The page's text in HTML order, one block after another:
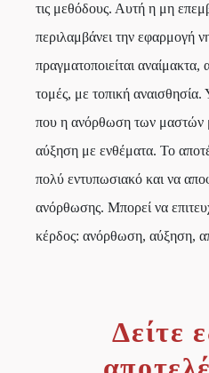
τις μεθόδους. Αυτή η μη
περιλαμβάνει την εφαρμογή
πραγματοποιείται
τομές, με τοπική
που η ανόρθωση των μαστών
αύξηση με ενθέματα. Το
πολύ εντυπωσιακό και να
ανόρθωσης. Μπορεί να
κέρδος: ανόρθωση, αύξηση,
Δείτε